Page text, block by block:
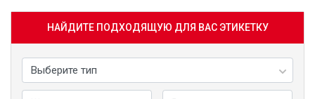
НАЙДИТЕ ПОДХОДЯЩУЮ ДЛЯ ВАС ЭТИКЕТКУ